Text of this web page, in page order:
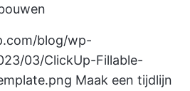
blog/wp-
03/ClickUp-Fillable-
Maak een tijdlijn